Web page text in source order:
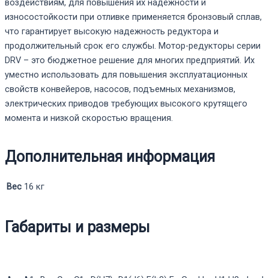
износостойкости при отливке применяется бронзовый сплав,
что гарантирует высокую надежность редуктора и
продолжительный срок его службы. Мотор-редукторы серии
DRV – это бюджетное решение для многих предприятий. Их
уместно использовать для повышения эксплуатационных
свойств конвейеров, насосов, подъемных механизмов,
электрических приводов требующих высокого крутящего
момента и низкой скоростью вращения.
Дополнительная информация
Вес 16 кг
Габариты и размеры